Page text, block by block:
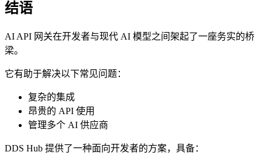
结语
AI API 网关在开发者与现代 AI 模型之间架起了一座务实的桥
梁。
它有助于解决以下常见问题：
复杂的集成
昂贵的 API 使用
管理多个 AI 供应商
DDS Hub 提供了一种面向开发者的方案，具备：